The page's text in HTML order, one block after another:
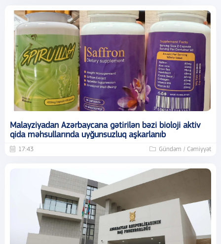
Malayziyadan Azərbaycana gətirilən bəzi bioloji aktiv
qida məhsullarında uyğunsuzluq aşkarlanıb
17:43 Gündəm / Cəmiyyət